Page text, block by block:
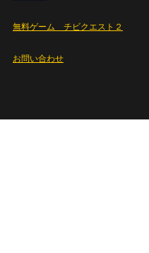
無料ゲーム チビクエスト２
お問い合わせ